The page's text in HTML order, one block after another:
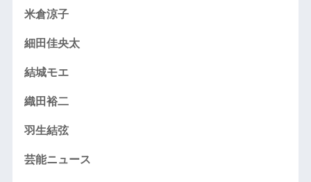
米倉涼子
細田佳央太
結城モエ
織田裕二
羽生結弦
芸能ニュース